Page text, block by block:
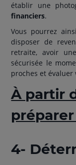
établir une
financiers.
Vous pourrez
disposer de
retraite, avoir
sécurisée le
proches et évaluer
À partir
4-